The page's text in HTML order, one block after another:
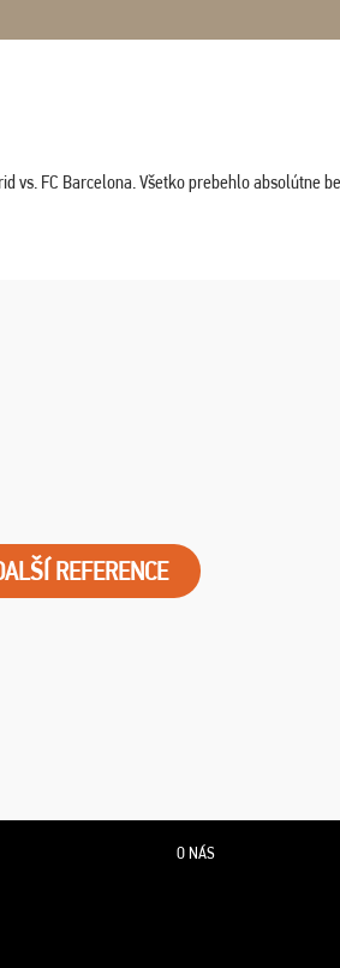
FC Barcelona. Všetko prebehlo absolútne
REFERENCE
O NÁS